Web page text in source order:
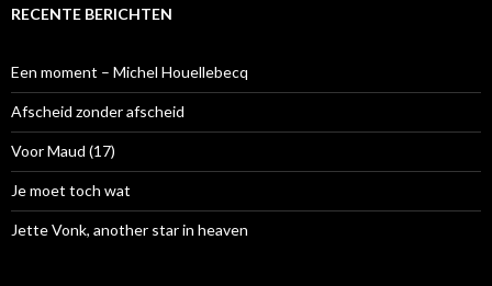
e
a
a
r
:
RECENTE BERICHTEN
Een moment – Michel Houellebecq
Afscheid zonder afscheid
Voor Maud (17)
Je moet toch wat
Jette Vonk, another star in heaven